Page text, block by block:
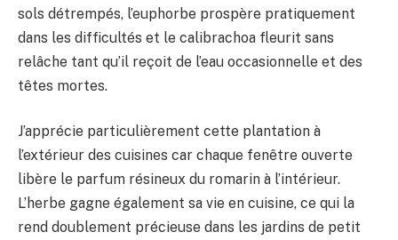
sols détrempés, l’euphorbe prospère pratiquement
dans les difficultés et le calibrachoa fleurit sans
relâche tant qu’il reçoit de l’eau occasionnelle et des
têtes mortes.
J’apprécie particulièrement cette plantation à
l’extérieur des cuisines car chaque fenêtre ouverte
libère le parfum résineux du romarin à l’intérieur.
L’herbe gagne également sa vie en cuisine, ce qui la
rend doublement précieuse dans les jardins de petit